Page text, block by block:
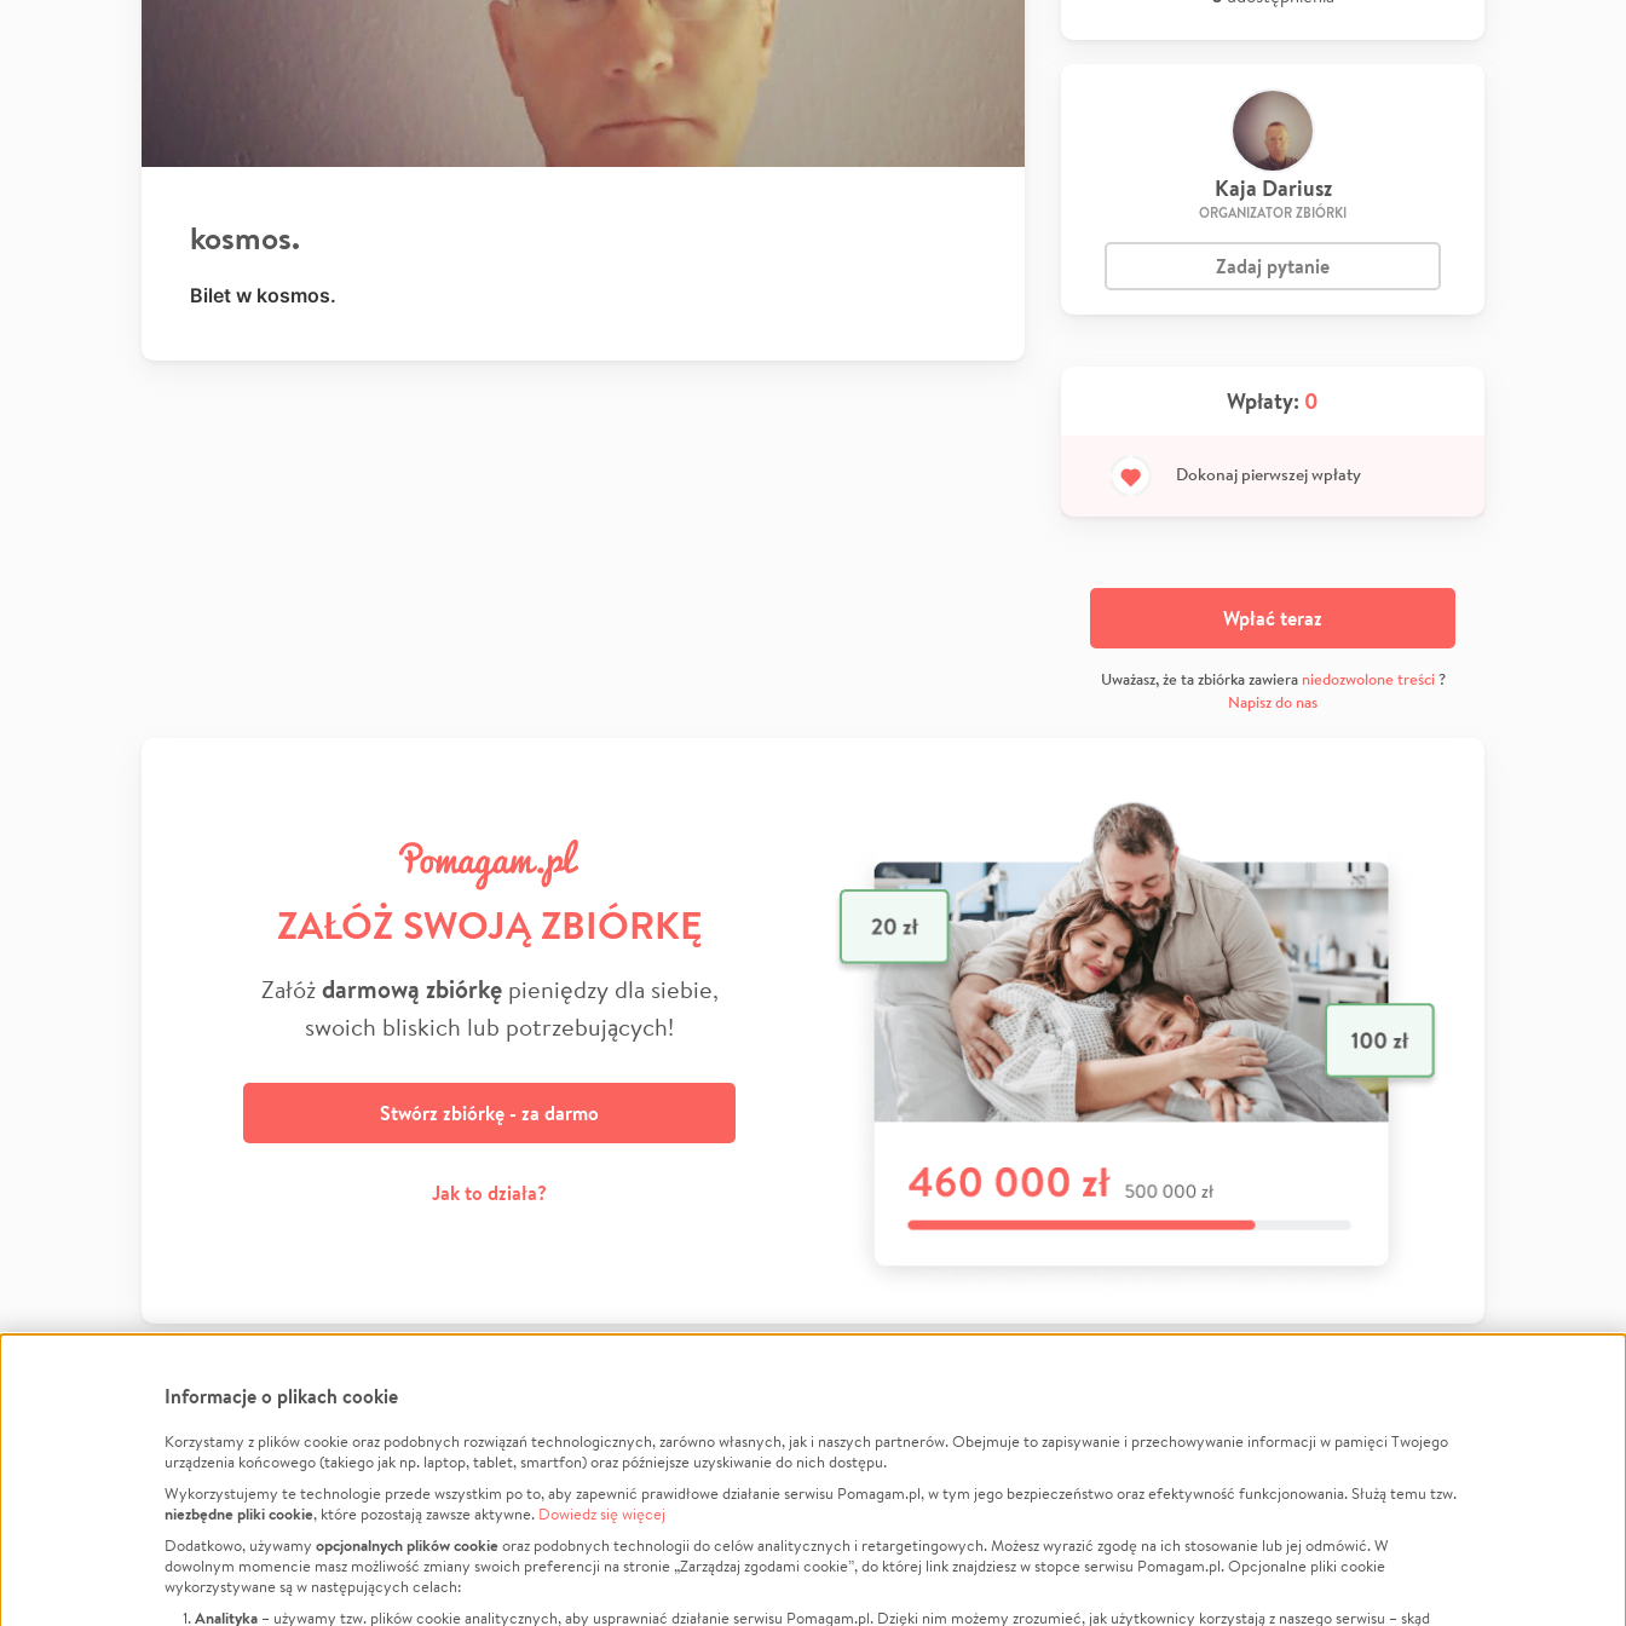
kosmos.
Bilet w kosmos.
Kaja Dariusz
ORGANIZATOR ZBIÓRKI
Zadaj pytanie
Wpłaty: 0
Dokonaj pierwszej wpłaty
Wpłać teraz
Uważasz, że ta zbiórka zawiera niedozwolone treści?
Napisz do nas
ZAŁÓŻ SWOJĄ ZBIÓRKĘ
Załóżdarmową zbiórkępieniędzy dla siebie,
swoich bliskich lub potrzebujących!
Stwórz zbiórkę - za darmo
Jak to działa?
FacebookTwitter Instagram
LinkedInTikTok Youtube
Informacje
Jak to działa?
Regulamin
Polityka Prywatności
O nas
Opinie
Raporty
Za darmo
Zbieraj na
Leczenie
Zwierzęta
Pożar
LGBTQ+
Powódź
Wichura
Informacje o plikach cookie
Korzystamy z plików cookie oraz podobnych rozwiązań technologicznych, zarówno własnych, jak i naszych partnerów. Obejmuje to zapisywanie i przechowywanie informacji w pamięci Twojego
urządzenia końcowego (takiego jak np. laptop, tablet, smartfon) oraz późniejsze uzyskiwanie do nich dostępu.
Wykorzystujemy te technologie przede wszystkim po to, aby zapewnić prawidłowe działanie serwisu Pomagam.pl, w tym jego bezpieczeństwo oraz efektywność funkcjonowania. Służą temu tzw.
niezbędne pliki cookie, które pozostają zawsze aktywne. Dowiedz się więcej
Dodatkowo, używamy opcjonalnych plików cookieoraz podobnych technologii do celów analitycznych i retargetingowych. Możesz wyrazić zgodę na ich stosowanie lub jej odmówić. W
dowolnym momencie masz możliwość zmiany swoich preferencji na stronie „Zarządzaj zgodami cookie”, do której link znajdziesz w stopce serwisu Pomagam.pl. Opcjonalne pliki cookie
wykorzystywane są w następujących celach:
Analityka – używamy tzw. plików cookie analitycznych, aby usprawniać działanie serwisu Pomagam.pl. Dzięki nim możemy zrozumieć, jak użytkownicy korzystają z naszego serwisu – skąd